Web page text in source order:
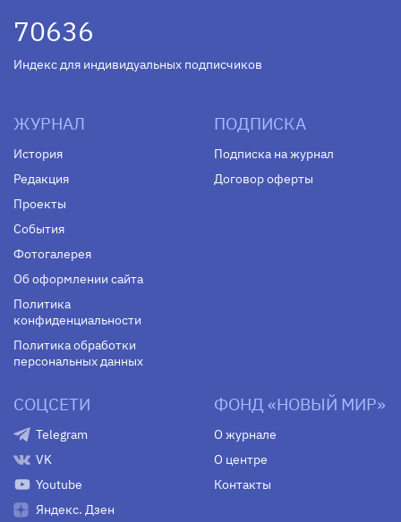
70636
Индекс для индивидуальных подписчиков
ЖУРНАЛ
История
Редакция
Проекты
События
Фотогалерея
Об оформлении сайта
Политика
конфиденциальности
Политика обработки
персональных данных
ПОДПИСКА
Подписка на журнал
Договор оферты
СОЦСЕТИ
Telegram
VK
Youtube
Яндекс. Дзен
ФОНД «НОВЫЙ МИР»
О журнале
О центре
Контакты